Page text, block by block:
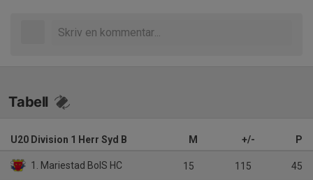
Tabell
U20 Division 1 Herr Syd B M +/- P
1. Mariestad BoIS HC 15 115 45